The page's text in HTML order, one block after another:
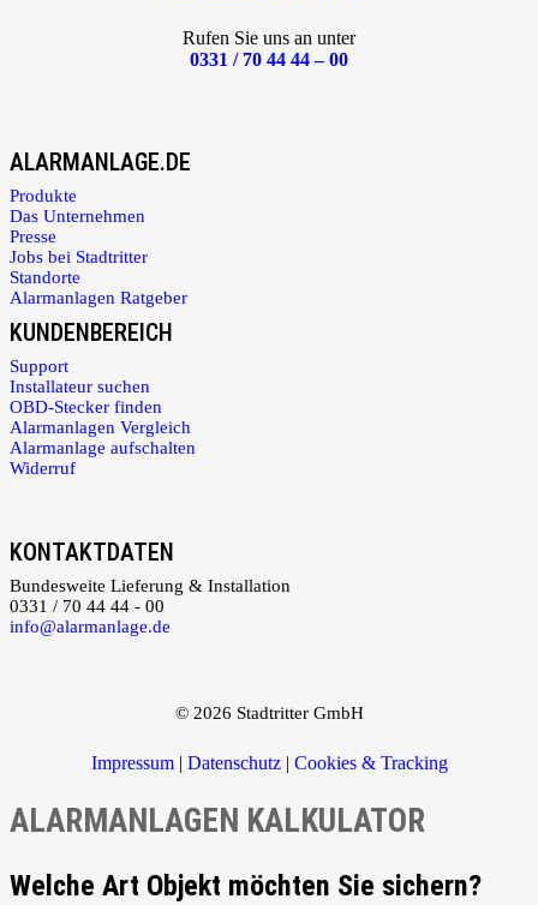
Rufen Sie uns an unter
0331 / 70 44 44 – 00
ALARMANLAGE.DE
Produkte
Das Unternehmen
Presse
Jobs bei Stadtritter
Standorte
Alarmanlagen Ratgeber
KUNDENBEREICH
Support
Installateur suchen
OBD-Stecker finden
Alarmanlagen Vergleich
Alarmanlage aufschalten
Widerruf
KONTAKTDATEN
Bundesweite Lieferung & Installation
0331 / 70 44 44 - 00
info@alarmanlage.de
© 2026 Stadtritter GmbH
Impressum| Datenschutz| Cookies & Tracking
ALARMANLAGEN KALKULATOR
Welche Art Objekt möchten Sie sichern?